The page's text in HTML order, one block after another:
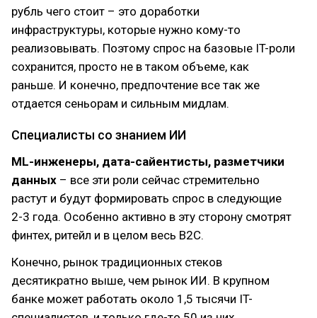
рубль чего стоит – это доработки
инфраструктуры, которые нужно кому-то
реализовывать. Поэтому спрос на базовые IT-роли
сохранится, просто не в таком объеме, как
раньше. И конечно, предпочтение все так же
отдается сеньорам и сильным мидлам.
Специалисты со знанием ИИ
ML-инженеры, дата-сайентисты, разметчики
данных – все эти роли сейчас стремительно
растут и будут формировать спрос в следующие
2-3 года. Особенно активно в эту сторону смотрят
финтех, ритейл и в целом весь B2C.
Конечно, рынок традиционных стеков
десятикратно выше, чем рынок ИИ. В крупном
банке может работать около 1,5 тысячи IT-